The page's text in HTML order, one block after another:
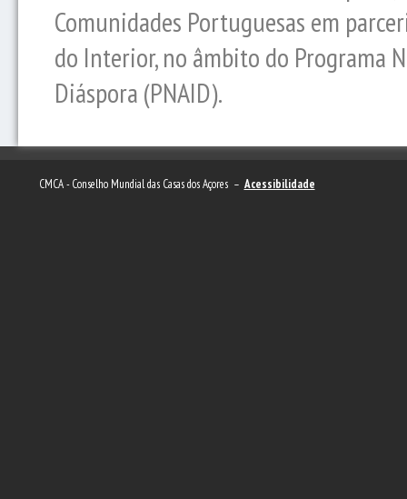
Comunidades Portuguesas em
do Interior, no âmbito do Programa
Diáspora (PNAID).
CMCA - Conselho Mundial das Casas dos Açores – Acessibilidade